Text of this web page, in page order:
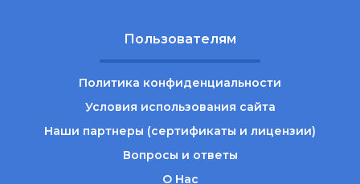
Пользователям
Политика конфиденциальности
Условия использования сайта
Наши партнеры (сертификаты и лицензии)
Вопросы и ответы
О Нас